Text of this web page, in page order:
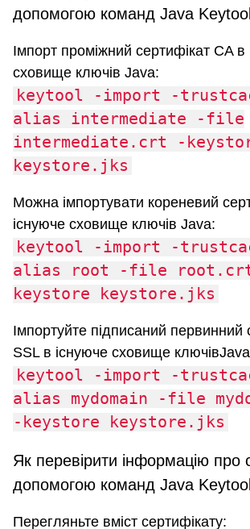
допомогою команд Java Keytool
Імпорт проміжний сертифікат CA в
сховище ключів Java:
keytool -import -
alias intermediate -file
intermediate.crt -
keystore.jks
Можна імпортувати кореневий
існуюче сховище ключів Java:
keytool -import -
alias root -file
keystore keystore.jks
Імпортуйте підписаний первинний
SSL в існуюче сховище
keytool -import -
alias mydomain -file
-keystore keystore.jks
Як перевірити інформацію про
допомогою команд Java Keytool
Перегляньте вміст сертифікату: